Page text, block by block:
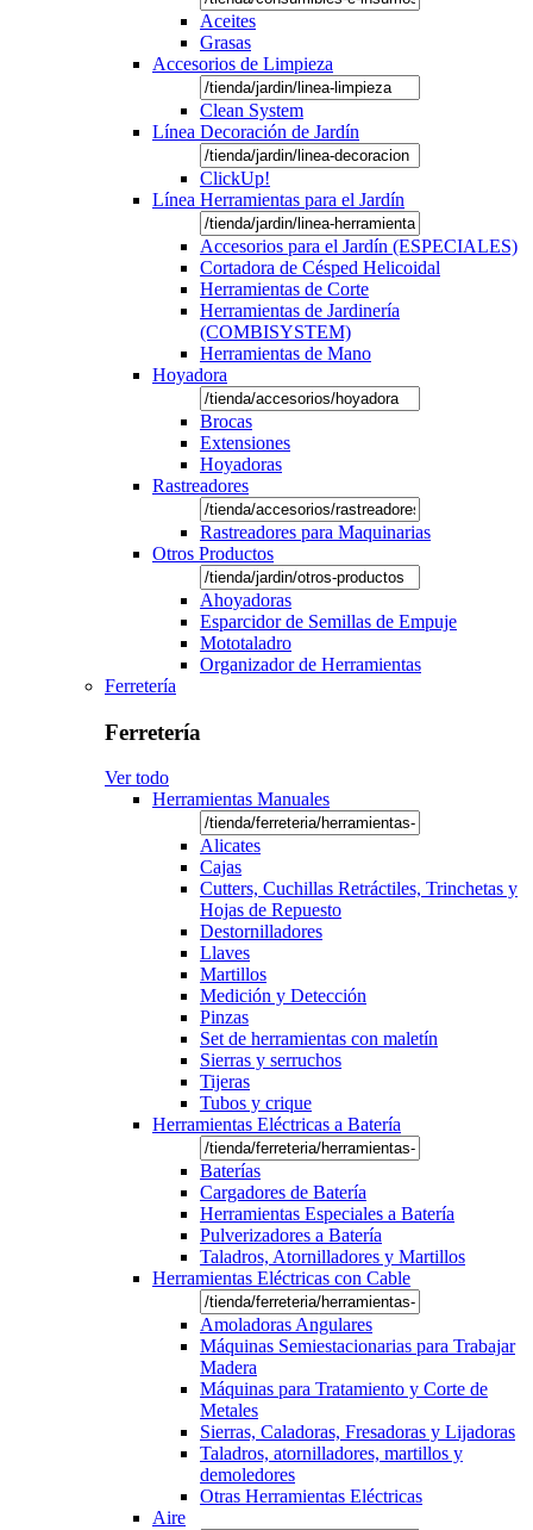
Aceites
Grasas
Accesorios de Limpieza
Clean System
Línea Decoración de Jardín
ClickUp!
Línea Herramientas para el Jardín
Accesorios para el Jardín (ESPECIALES)
Cortadora de Césped Helicoidal
Herramientas de Corte
Herramientas de Jardinería
(COMBISYSTEM)
Herramientas de Mano
Hoyadora
Brocas
Extensiones
Hoyadoras
Rastreadores
Rastreadores para Maquinarias
Otros Productos
Ahoyadoras
Esparcidor de Semillas de Empuje
Mototaladro
Organizador de Herramientas
Ferretería
Ferretería
Ver todo
Herramientas Manuales
Alicates
Cajas
Cutters, Cuchillas Retráctiles, Trinchetas y
Hojas de Repuesto
Destornilladores
Llaves
Martillos
Medición y Detección
Pinzas
Set de herramientas con maletín
Sierras y serruchos
Tijeras
Tubos y crique
Herramientas Eléctricas a Batería
Baterías
Cargadores de Batería
Herramientas Especiales a Batería
Pulverizadores a Batería
Taladros, Atornilladores y Martillos
Herramientas Eléctricas con Cable
Amoladoras Angulares
Máquinas Semiestacionarias para Trabajar
Madera
Máquinas para Tratamiento y Corte de
Metales
Sierras, Caladoras, Fresadoras y Lijadoras
Taladros, atornilladores, martillos y
demoledores
Otras Herramientas Eléctricas
Aire